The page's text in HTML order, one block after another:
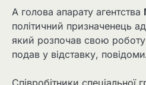
А голова апарату агентства
політичний призначенець
який розпочав свою роботу
подав у відставку,